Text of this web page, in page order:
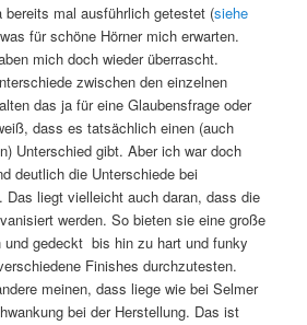
bereits mal ausführlich getestet (siehe
für schöne Hörner mich erwarten.
mich doch wieder überrascht.
zwischen den einzelnen
das ja für eine Glaubensfrage oder
dass es tatsächlich einen (auch
Unterschied gibt. Aber ich war doch
deutlich die Unterschiede bei
Das liegt vielleicht auch daran, dass die
werden. So bieten sie eine große
und gedeckt bis hin zu hart und funky
Finishes durchzutesten.
meinen, dass liege wie bei Selmer
bei der Herstellung. Das ist